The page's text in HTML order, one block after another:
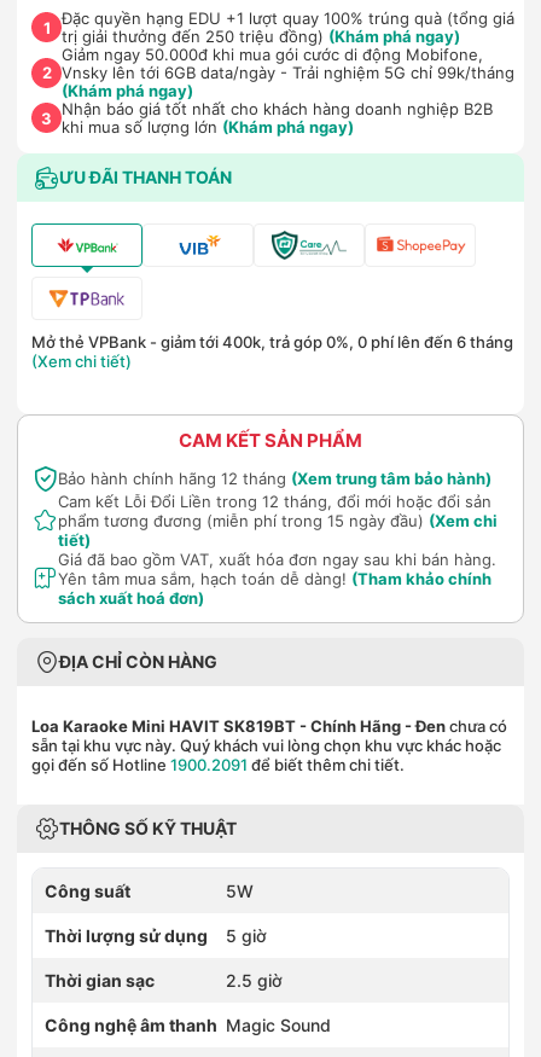
1
Đặc quyền hạng EDU +1 lượt quay 100% trúng quà (tổng giá
trị giải thưởng đến 250 triệu đồng) (Khám phá ngay)
2
Giảm ngay 50.000đ khi mua gói cước di động Mobifone,
Vnsky lên tới 6GB data/ngày - Trải nghiệm 5G chỉ 99k/tháng
(Khám phá ngay)
3
Nhận báo giá tốt nhất cho khách hàng doanh nghiệp B2B
khi mua số lượng lớn (Khám phá ngay)
ƯU ĐÃI THANH TOÁN
Mở thẻ VPBank - giảm tới 400k, trả góp 0%, 0 phí lên đến 6 tháng
(Xem chi tiết)
CAM KẾT SẢN PHẨM
Bảo hành chính hãng 12 tháng (Xem trung tâm bảo hành)
Cam kết Lỗi Đổi Liền trong 12 tháng, đổi mới hoặc đổi sản
phẩm tương đương (miễn phí trong 15 ngày đầu) (Xem chi
tiết)
Giá đã bao gồm VAT, xuất hóa đơn ngay sau khi bán hàng.
Yên tâm mua sắm, hạch toán dễ dàng! (Tham khảo chính
sách xuất hoá đơn)
ĐỊA CHỈ CÒN HÀNG
Loa Karaoke Mini HAVIT SK819BT - Chính Hãng - Đenchưa có
sẵn tại khu vực này. Quý khách vui lòng chọn khu vực khác hoặc
gọi đến số Hotline 1900.2091 để biết thêm chi tiết.
THÔNG SỐ KỸ THUẬT
Công suất 5W
Thời lượng sử dụng 5 giờ
Thời gian sạc 2.5 giờ
Công nghệ âm thanh Magic Sound